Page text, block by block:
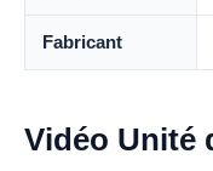
Fabricant
Vidéo Unité